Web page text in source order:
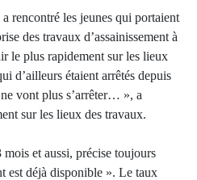
rencontré les jeunes qui portaient
des travaux d’assainissement à
le plus rapidement sur les lieux
d’ailleurs étaient arrêtés depuis
vont plus s’arrêter… », a
sur les lieux des travaux.
et aussi, précise toujours
est déjà disponible ». Le taux